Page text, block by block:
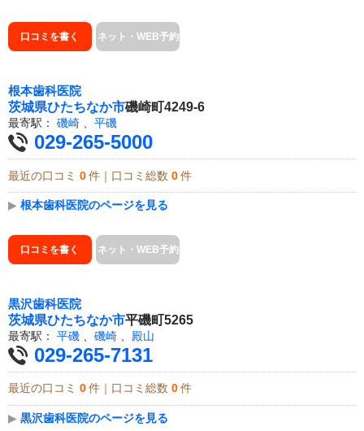
口コミを書く ネット・WEB予約
根本歯科医院
茨城県ひたちなか市磯崎町4249-6
最寄駅： 磯崎 、 平磯
029-265-5000
最近の口コミ 0 件｜口コミ総数 0 件
▶ 根本歯科医院のページを見る
口コミを書く ネット・WEB予約
黒沢歯科医院
茨城県ひたちなか市平磯町5265
最寄駅： 平磯 磯崎 殿山
029-265-7131
最近の口コミ 0 件｜口コミ総数 0 件
▶ 黒沢歯科医院のページを見る